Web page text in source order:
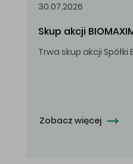
30.07.2026
Skup akcji
Zobacz więcej